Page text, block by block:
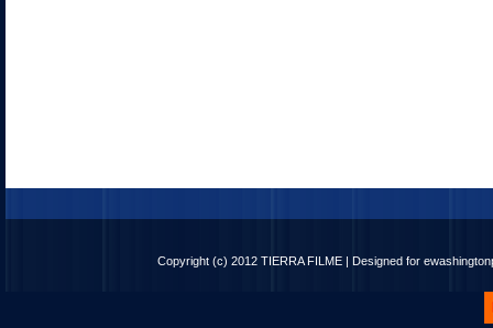
Copyright (c) 2012 TIERRA FILME | Designed for